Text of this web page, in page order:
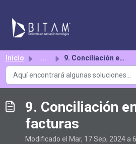
Inicio ... 9. Conciliación emitidos facturas
9. Conciliación
facturas
Modificado el Mar, 17 Sep, 2024 a